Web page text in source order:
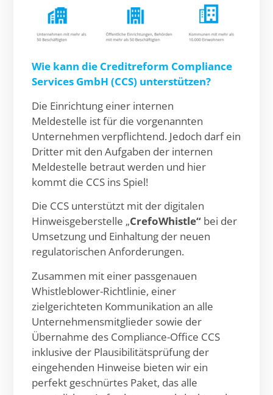
Wie kann die Creditreform Compliance
Services GmbH (CCS) unterstützen?
Die Einrichtung einer internen
Meldestelle ist für die vorgenannten
Unternehmen verpflichtend. Jedoch darf ein
Dritter mit den Aufgaben der internen
Meldestelle betraut werden und hier
kommt die CCS ins Spiel!
Die CCS unterstützt mit der digitalen
Hinweisgeberstelle „CrefoWhistle“ bei der
Umsetzung und Einhaltung der neuen
regulatorischen Anforderungen.
Zusammen mit einer passgenauen
Whistleblower-Richtlinie, einer
zielgerichteten Kommunikation an alle
Unternehmensmitglieder sowie der
Übernahme des Compliance-Office CCS
inklusive der Plausibilitätsprüfung der
eingehenden Hinweise bieten wir ein
perfekt geschnürtes Paket, das alle